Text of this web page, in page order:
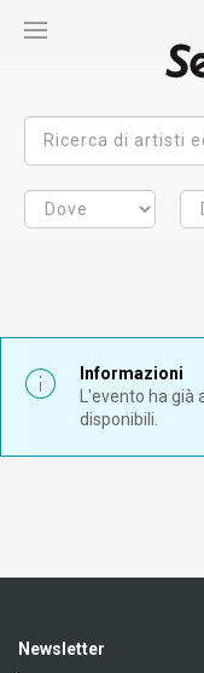
Informazioni
L'evento ha
disponibili.
Newsletter